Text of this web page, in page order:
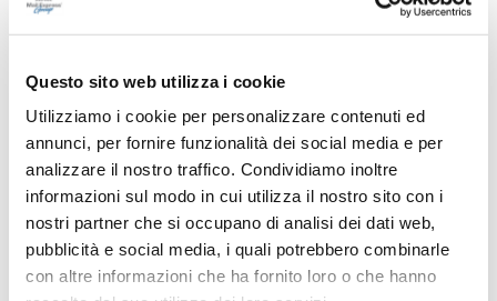
Questo sito web utilizza i cookie
Utilizziamo i cookie per personalizzare contenuti ed
annunci, per fornire funzionalità dei social media e per
analizzare il nostro traffico. Condividiamo inoltre
informazioni sul modo in cui utilizza il nostro sito con i
nostri partner che si occupano di analisi dei dati web,
pubblicità e social media, i quali potrebbero combinarle
con altre informazioni che ha fornito loro o che hanno
tecnica. Il club di Potenza Picena ha ufficializzato una serie di innesti che
LORESE. Prende forma la nuova squadra di
mister Malatesta
...leggi
28/07/2026
RICCI: "Mercato importante, ora dobbiamo